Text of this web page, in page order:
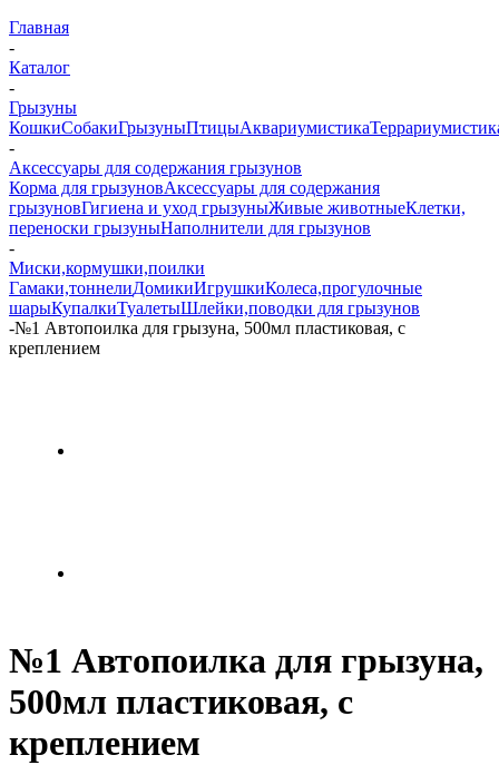
Главная
-
Каталог
-
Грызуны
КошкиСобакиГрызуныПтицыАквариумистика
-
Аксессуары для содержания грызунов
Корма для грызуновАксессуары для содержания
грызуновГигиена и уход грызуныЖивые животныеКлетки,
переноски грызуныНаполнители для грызунов
-
Миски,кормушки,поилки
Гамаки,тоннелиДомикиИгрушкиКолеса,прогулочные
шарыКупалкиТуалетыШлейки,поводки для грызунов
-№1 Автопоилка для грызуна, 500мл пластиковая, с
креплением
№1 Автопоилка для грызуна,
500мл пластиковая, с
креплением